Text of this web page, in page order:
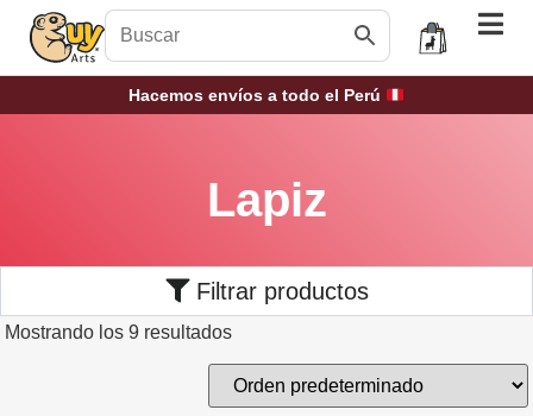
Hacemos envíos a todo el Perú
Lapiz
Filtrar productos
Mostrando los 9 resultados